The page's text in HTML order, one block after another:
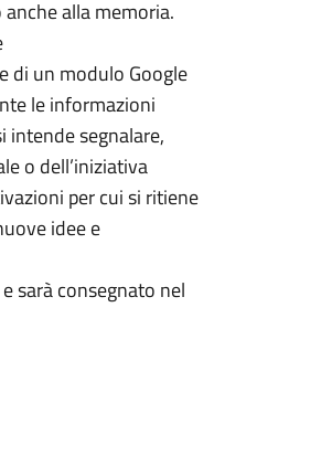
alla memoria.
di un modulo Google
le informazioni
intende segnalare,
o dell’iniziativa
per cui si ritiene
idee e
sarà consegnato nel